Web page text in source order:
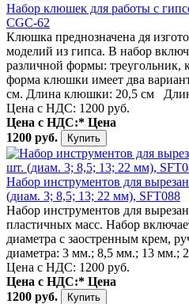
Набор клюшек для работы с
CGС-62
Клюшка преднозначена дя
моделий из гипса. В набор
различной формы: треугольник,
форма клюшки имеет два
см. Длина клюшки: 20,5 см
Цена с НДС: 1200 руб.
Цена с НДС:* Цена
1200 руб.
Набор инструментов для
(диам. 3; 8,5; 13; 22 мм), SFT088
Набор инструментов для
пластичных масс. Набор
диаметра с заостренным крем,
диаметра: 3 мм.; 8,5 мм.; 13 мм.;
Цена с НДС: 1200 руб.
Цена с НДС:* Цена
1200 руб.